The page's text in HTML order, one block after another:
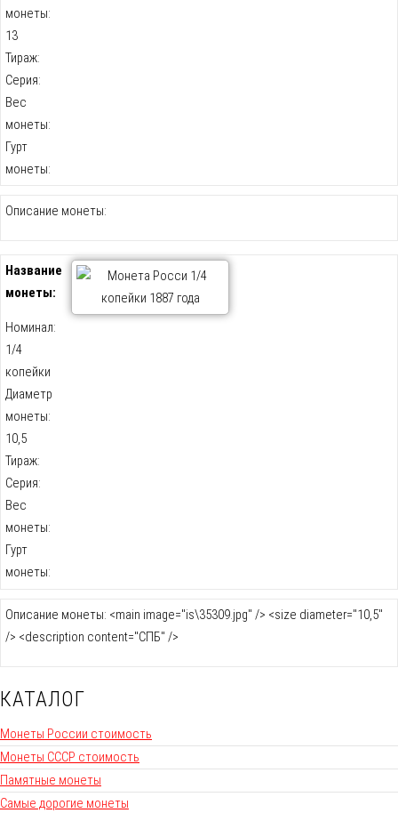
монеты:
13
Тираж:
Серия:
Вес
монеты:
Гурт
монеты:
Описание монеты:
Название
монеты:
Номинал:
1/4
копейки
Диаметр
монеты:
10,5
Тираж:
Серия:
Вес
монеты:
Гурт
монеты:
Описание монеты: <main image="is\35309.jpg" /> <size diameter="10,5"
/> <description content="СПБ" />
КАТАЛОГ
Монеты России стоимость
Монеты СССР стоимость
Памятные монеты
Самые дорогие монеты